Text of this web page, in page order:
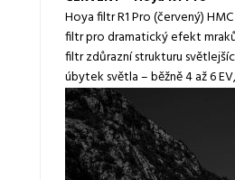
Hoya filtr R1 Pro (červený)
filtr pro dramatický efekt
filtr zdůrazní strukturu
úbytek světla – běžně 4 až 6